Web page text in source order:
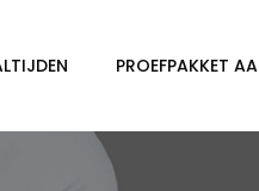
PROEFPAKKET